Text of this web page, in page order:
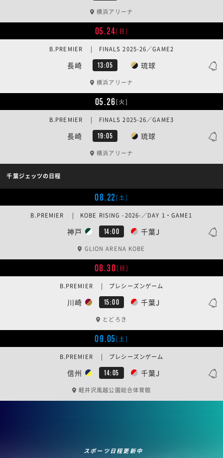
横浜アリーナ
05.24[日]
長崎 13:05 琉球
B.PREMIER | FINALS 2025-26／GAME2
横浜アリーナ
05.26[火]
長崎 19:05 琉球
B.PREMIER | FINALS 2025-26／GAME3
横浜アリーナ
千葉ジェッツの日程
08.22[土]
神戸 14:00 千葉J
B.PREMIER | KOBE RISING -2026-／DAY 1・GAME1
GLION ARENA KOBE
08.30[日]
川崎 15:00 千葉J
B.PREMIER | プレシーズンゲーム
とどろき
09.05[土]
信州 14:05 千葉J
B.PREMIER | プレシーズンゲーム
軽井沢風越公園総合体育館
スポーツ日程更新中